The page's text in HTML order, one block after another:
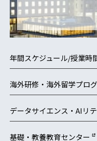
年間スケジュール/授業時
海外研修・海外留学プロ
データサイエンス・AIリ
基礎・教養教育センター